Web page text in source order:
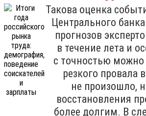
Такова оценка
Центрального
прогнозов
в течение лета и
с точностью можно
резкого провала
не произошло,
восстановления
более долгим. В